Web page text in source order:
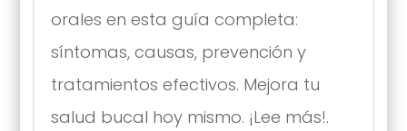
orales en esta guía completa:
síntomas, causas, prevención y
tratamientos efectivos. Mejora tu
salud bucal hoy mismo. ¡Lee más!.